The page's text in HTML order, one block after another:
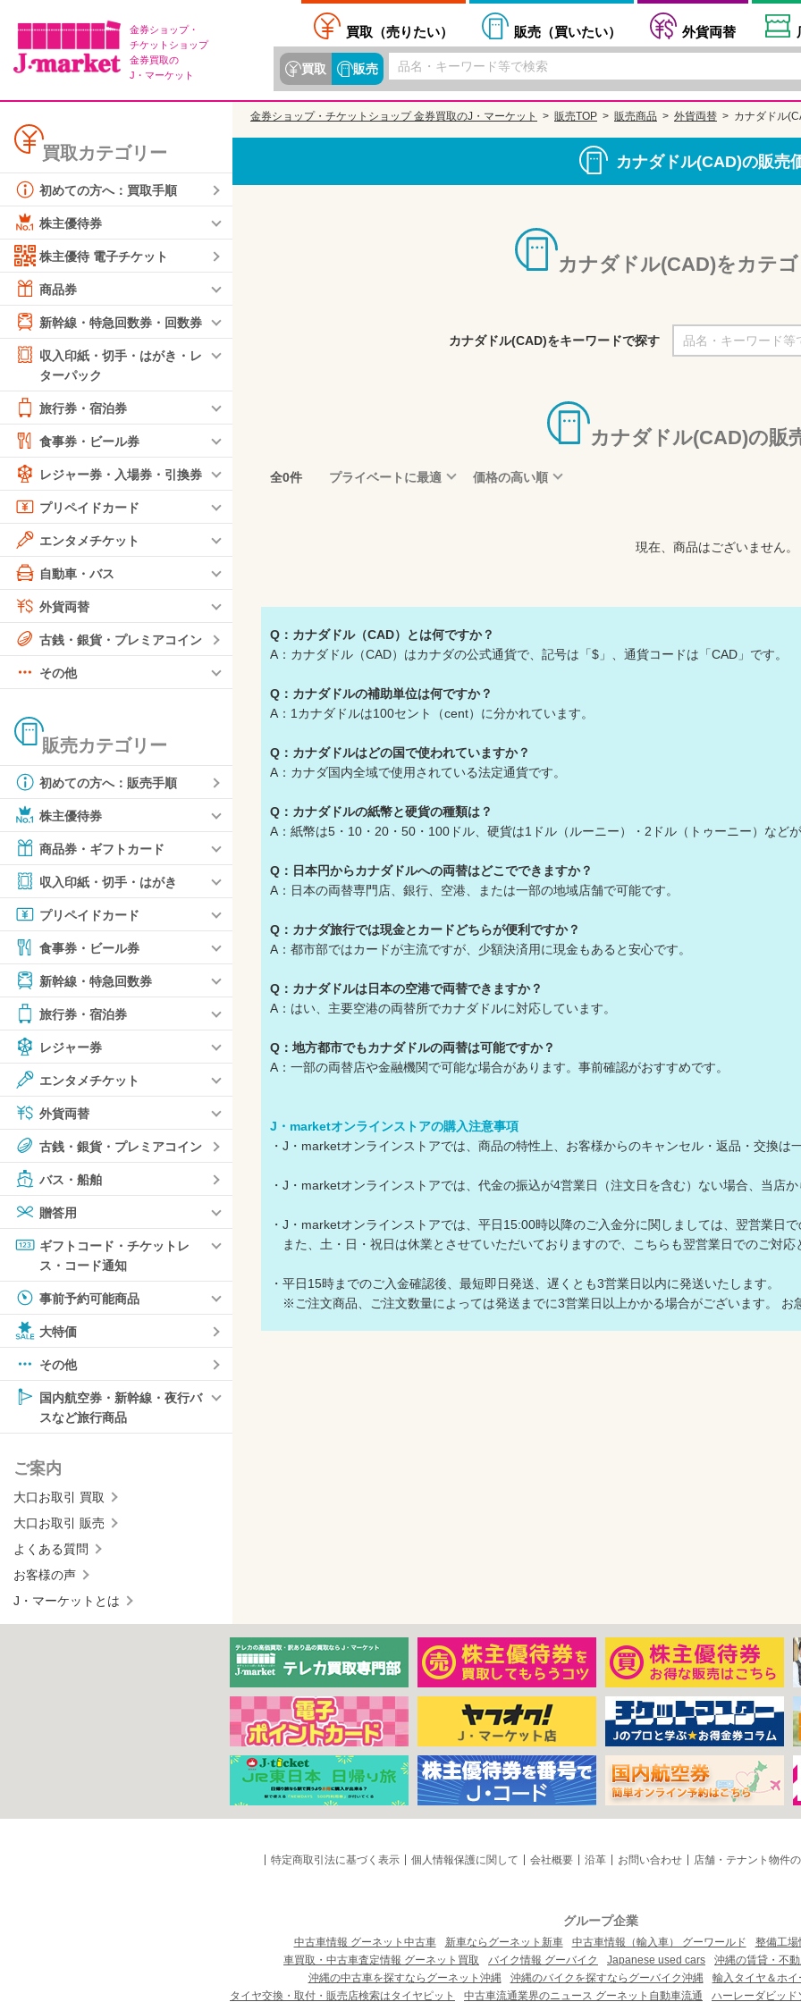
金券ショップ・
チケットショップ
金券買取の
J・マーケット
買取（売りたい） 販売（買いたい） 外貨両替
買取 販売
買取カテゴリー
初めての方へ：買取手順
株主優待券
株主優待 電子チケット
商品券
新幹線・特急回数券・回数券
収入印紙・切手・はがき・レ
ターパック
旅行券・宿泊券
食事券・ビール券
レジャー券・入場券・引換券
プリペイドカード
エンタメチケット
自動車・バス
外貨両替
古銭・銀貨・プレミアコイン
その他
販売カテゴリー
初めての方へ：販売手順
株主優待券
商品券・ギフトカード
収入印紙・切手・はがき
プリペイドカード
食事券・ビール券
新幹線・特急回数券
旅行券・宿泊券
レジャー券
エンタメチケット
外貨両替
古銭・銀貨・プレミアコイン
バス・船舶
贈答用
ギフトコード・チケットレ
ス・コード通知
事前予約可能商品
大特価
その他
国内航空券・新幹線・夜行バ
スなど旅行商品
ご案内
大口お取引 買取
大口お取引 販売
よくある質問
お客様の声
J・マーケットとは
金券ショップ・チケットショップ 金券買取のJ・マーケット 販売TOP 販売商品 外貨両替 カナダドル
カナダドル(CAD)の販売
カナダドル(CAD)をカテ
カナダドル(CAD)をキーワードで探す
カナダドル(CAD)の販
全0件 プライベートに最適 価格の高い順
現在、商品はございません。
Q：カナダドル（CAD）とは何ですか？
A：カナダドル（CAD）はカナダの公式通貨で、記号は「$」、通貨コードは「CAD」です。
Q：カナダドルの補助単位は何ですか？
A：1カナダドルは100セント（cent）に分かれています。
Q：カナダドルはどの国で使われていますか？
A：カナダ国内全域で使用されている法定通貨です。
Q：カナダドルの紙幣と硬貨の種類は？
A：紙幣は5・10・20・50・100ドル、硬貨は1ドル（ルーニー）・2ドル（トゥーニー）などが
Q：日本円からカナダドルへの両替はどこでできますか？
A：日本の両替専門店、銀行、空港、または一部の地域店舗で可能です。
Q：カナダ旅行では現金とカードどちらが便利ですか？
A：都市部ではカードが主流ですが、少額決済用に現金もあると安心です。
Q：カナダドルは日本の空港で両替できますか？
A：はい、主要空港の両替所でカナダドルに対応しています。
Q：地方都市でもカナダドルの両替は可能ですか？
A：一部の両替店や金融機関で可能な場合があります。事前確認がおすすめです。
J・marketオンラインストアの購入注意事項
・J・marketオンラインストアでは、商品の特性上、お客様からのキャンセル・返品・交換は
・J・marketオンラインストアでは、代金の振込が4営業日（注文日を含む）ない場合、当店
・J・marketオンラインストアでは、平日15:00時以降のご入金分に関しましては、翌営業日で
また、土・日・祝日は休業とさせていただいておりますので、こちらも翌営業日でのご対
・平日15時までのご入金確認後、最短即日発送、遅くとも3営業日以内に発送いたします。
※ご注文商品、ご注文数量によっては発送までに3営業日以上かかる場合がございます。 お
特定商取引法に基づく表示 個人情報保護に関して 会社概要 沿革 お問い合わせ 店舗・テナント物件
グループ企業
中古車情報 グーネット中古車 新車ならグーネット新車 中古車情報（輸入車） グーワールド
整備工場
車買取・中古車査定情報 グーネット買取
バイク情報 グーバイク Japanese used cars
沖縄の賃貸・不
沖縄の中古車を探すならグーネット沖縄
沖縄のバイクを探すならグーバイク沖縄
輸入タイヤ＆ホ
タイヤ交換・取付・販売店検索はタイヤピット
中古車流通業界のニュース グーネット自動車流通 ハーレーダビッド